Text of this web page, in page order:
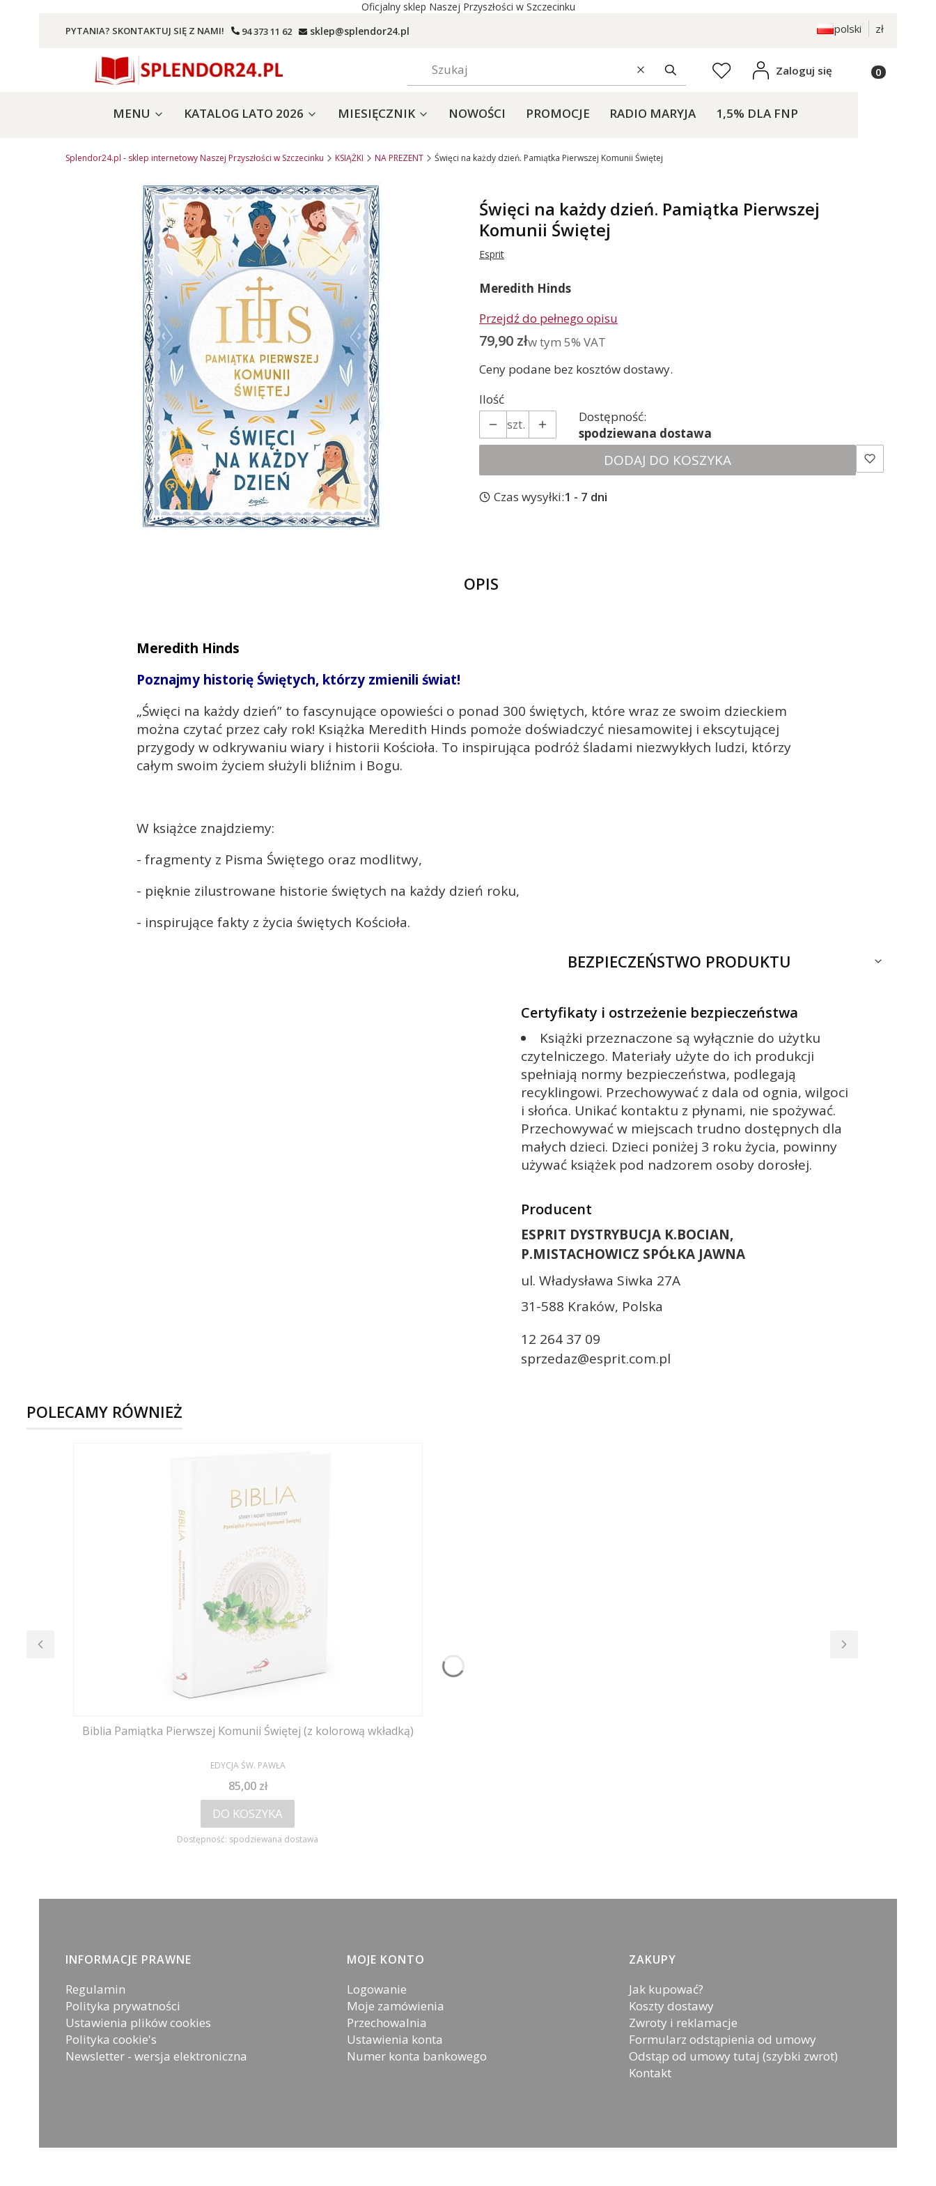
Oficjalny sklep Naszej Przyszłości w Szczecinku
PYTANIA? SKONTAKTUJ SIĘ Z NAMI! 94 373 11 62 sklep@splendor24.pl polski zł
WyczyśćSzukaj Ulubione Zaloguj się Produkty w
MENU KATALOG LATO 2026 MIESIĘCZNIK NOWOŚCI PROMOCJE RADIO MARYJA 1,5% DLA FNP
Splendor24.pl - sklep internetowy Naszej Przyszłości w Szczecinku KSIĄŻKI NA PREZENT Święci na każdy dzień. Pamiątka Pierwszej Komunii Świętej
Święci na każdy dzień. Pamiątka Pierwszej
Komunii Świętej
Esprit
Meredith Hinds
Przejdź do pełnego opisu
Cena
79,90 złw tym 5% VAT
w tym 5% VAT
Ceny podane bez kosztów dostawy.
Ilość
szt.
Dostępność:
spodziewana dostawa
DODAJ DO KOSZYKA
Czas wysyłki:1 - 7 dni
OPIS
Meredith Hinds
Poznajmy historię Świętych, którzy zmienili świat!
„Święci na każdy dzień” to fascynujące opowieści o ponad 300 świętych, które wraz ze swoim dzieckiem
można czytać przez cały rok! Książka Meredith Hinds pomoże doświadczyć niesamowitej i ekscytującej
przygody w odkrywaniu wiary i historii Kościoła. To inspirująca podróż śladami niezwykłych ludzi, którzy
całym swoim życiem służyli bliźnim i Bogu.
W książce znajdziemy:
- fragmenty z Pisma Świętego oraz modlitwy,
- pięknie zilustrowane historie świętych na każdy dzień roku,
- inspirujące fakty z życia świętych Kościoła.
BEZPIECZEŃSTWO PRODUKTU
Certyfikaty i ostrzeżenie bezpieczeństwa
Książki przeznaczone są wyłącznie do użytku
czytelniczego. Materiały użyte do ich produkcji
spełniają normy bezpieczeństwa, podlegają
recyklingowi. Przechowywać z dala od ognia, wilgoci
i słońca. Unikać kontaktu z płynami, nie spożywać.
Przechowywać w miejscach trudno dostępnych dla
małych dzieci. Dzieci poniżej 3 roku życia, powinny
używać książek pod nadzorem osoby dorosłej.
Producent
ESPRIT DYSTRYBUCJA K.BOCIAN,
P.MISTACHOWICZ SPÓŁKA JAWNA
ul. Władysława Siwka 27A
31-588 Kraków, Polska
12 264 37 09
sprzedaz@esprit.com.pl
POLECAMY RÓWNIEŻ
Biblia Pamiątka Pierwszej Komunii Świętej (z kolorową wkładką)
PRODUCENT
EDYCJA ŚW. PAWŁA
Cena
85,00 zł
DO KOSZYKA
Dostępność: spodziewana dostawa
Linki w stopce
INFORMACJE PRAWNE
Regulamin
Polityka prywatności
Ustawienia plików cookies
Polityka cookie's
Newsletter - wersja elektroniczna
MOJE KONTO
Logowanie
Moje zamówienia
Przechowalnia
Ustawienia konta
Numer konta bankowego
ZAKUPY
Jak kupować?
Koszty dostawy
Zwroty i reklamacje
Formularz odstąpienia od umowy
Odstąp od umowy tutaj (szybki zwrot)
Kontakt